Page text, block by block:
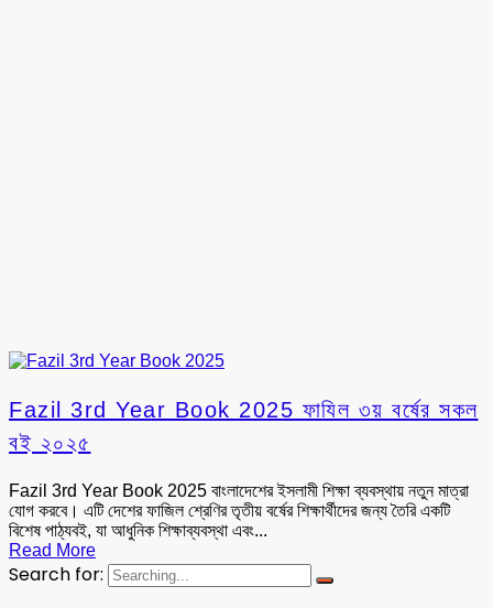
Fazil 3rd Year Book 2025 ফাযিল ৩য় বর্ষের সকল
বই ২০২৫
Fazil 3rd Year Book 2025 বাংলাদেশের ইসলামী শিক্ষা ব্যবস্থায় নতুন মাত্রা
যোগ করবে। এটি দেশের ফাজিল শ্রেণির তৃতীয় বর্ষের শিক্ষার্থীদের জন্য তৈরি একটি
বিশেষ পাঠ্যবই, যা আধুনিক শিক্ষাব্যবস্থা এবং...
Read More
Search for: